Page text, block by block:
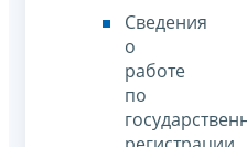
Сведения
о
работе
по